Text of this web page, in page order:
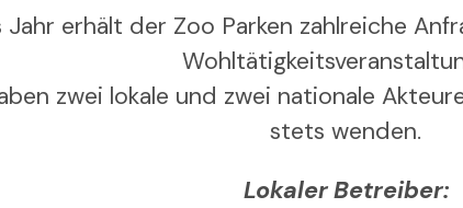
Jahr erhält der Zoo Parken zahlreiche
zwei lokale und zwei nationale
stets wenden.
Lokaler Betreiber: